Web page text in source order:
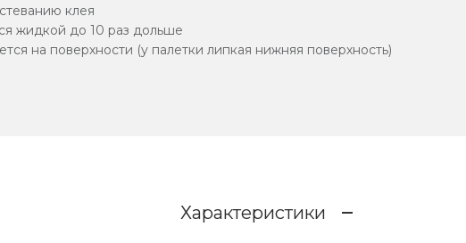
клея
жидкой до 10 раз дольше
на поверхности (у палетки липкая нижняя поверхность)
Характеристики